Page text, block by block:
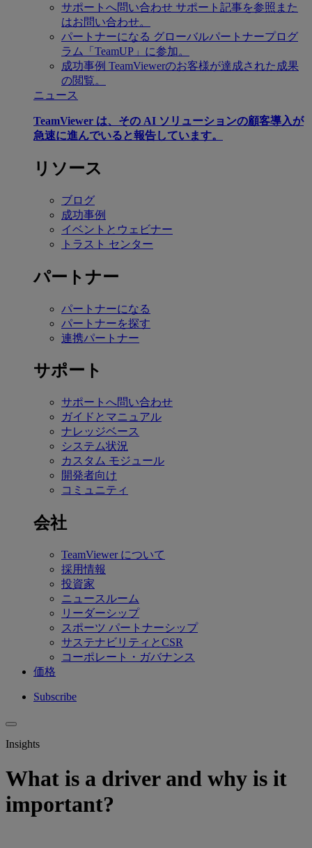
サポートへ問い合わせ サポート記事を参照また
はお問い合わせ。
パートナーになる グローバルパートナープログ
ラム「TeamUP」に参加。
成功事例 TeamViewerのお客様が達成された成果
の閲覧。
ニュース
TeamViewer は、その AI ソリューションの顧客導入が
急速に進んでいると報告しています。
リソース
ブログ
成功事例
イベントとウェビナー
トラスト センター
パートナー
パートナーになる
パートナーを探す
連携パートナー
サポート
サポートへ問い合わせ
ガイドとマニュアル
ナレッジベース
システム状況
カスタム モジュール
開発者向け
コミュニティ
会社
TeamViewer について
採用情報
投資家
ニュースルーム
リーダーシップ
スポーツ パートナーシップ
サステナビリティとCSR
コーポレート・ガバナンス
価格
Subscribe
Insights
What is a driver and why is it
important?